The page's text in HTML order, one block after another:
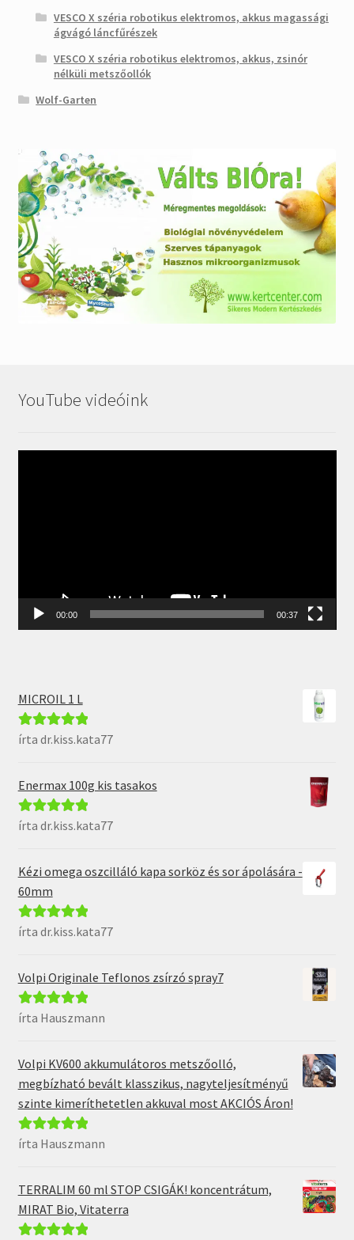
VESCO X széria robotikus elektromos, akkus magassági
ágvágó láncfűrészek
VESCO X széria robotikus elektromos, akkus, zsinór
nélküli metszőollók
Wolf-Garten
YouTube videóink
00:00 00:37
MICROIL 1 L
Értékelés:5 /
írta dr.kiss.kata77
Enermax 100g kis tasakos
Értékelés:5 /
írta dr.kiss.kata77
Kézi omega oszcilláló kapa sorköz és sor ápolására -
60mm
Értékelés:5 /
írta dr.kiss.kata77
Volpi Originale Teflonos zsírzó spray7
Értékelés:5/
írta Hauszmann
Volpi KV600 akkumulátoros metszőolló,
megbízható bevált klasszikus, nagyteljesítményű
szinte kimeríthetetlen akkuval most AKCIÓS Áron!
Értékelés:5/
írta Hauszmann
TERRALIM 60 ml STOP CSIGÁK! koncentrátum,
MIRAT Bio, Vitaterra